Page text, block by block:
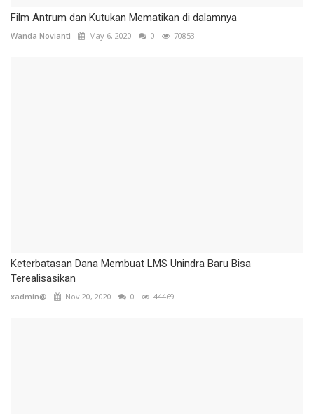
Film Antrum dan Kutukan Mematikan di dalamnya
Wanda Novianti May 6, 2020 0 70853
Keterbatasan Dana Membuat LMS Unindra Baru Bisa
Terealisasikan
xadmin@ Nov 20, 2020 0 44469